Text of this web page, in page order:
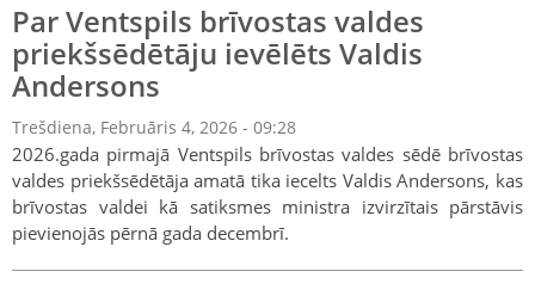
Par Ventspils brīvostas valdes
priekšsēdētāju ievēlēts Valdis
Andersons
Trešdiena, Februāris 4, 2026 - 09:28
2026.gada pirmajā Ventspils brīvostas valdes sēdē brīvostas
valdes priekšsēdētāja amatā tika iecelts Valdis Andersons, kas
brīvostas valdei kā satiksmes ministra izvirzītais pārstāvis
pievienojās pērnā gada decembrī.